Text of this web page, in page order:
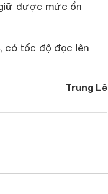
được mức ổn
có tốc độ đọc lên
Trung Lê